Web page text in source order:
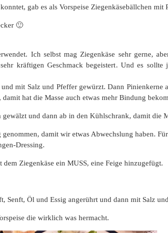
gab es als Vorspeise Ziegenkäsebällchen mit
🙂
Ich selbst mag Ziegenkäse sehr gerne,
kräftigen Geschmack begeistert. Und es
mit Salz und Pfeffer gewürzt. Dann Pinienkerne
hat die Masse auch etwas mehr Bindung
und dann ab in den Kühlschrank, damit die
damit wir etwas Abwechslung haben.
Dressing.
Ziegenkäse ein MUSS, eine Feige hinzugefügt.
Senft, Öl und Essig angerührt und dann mit Salz
die wirklich was hermacht.